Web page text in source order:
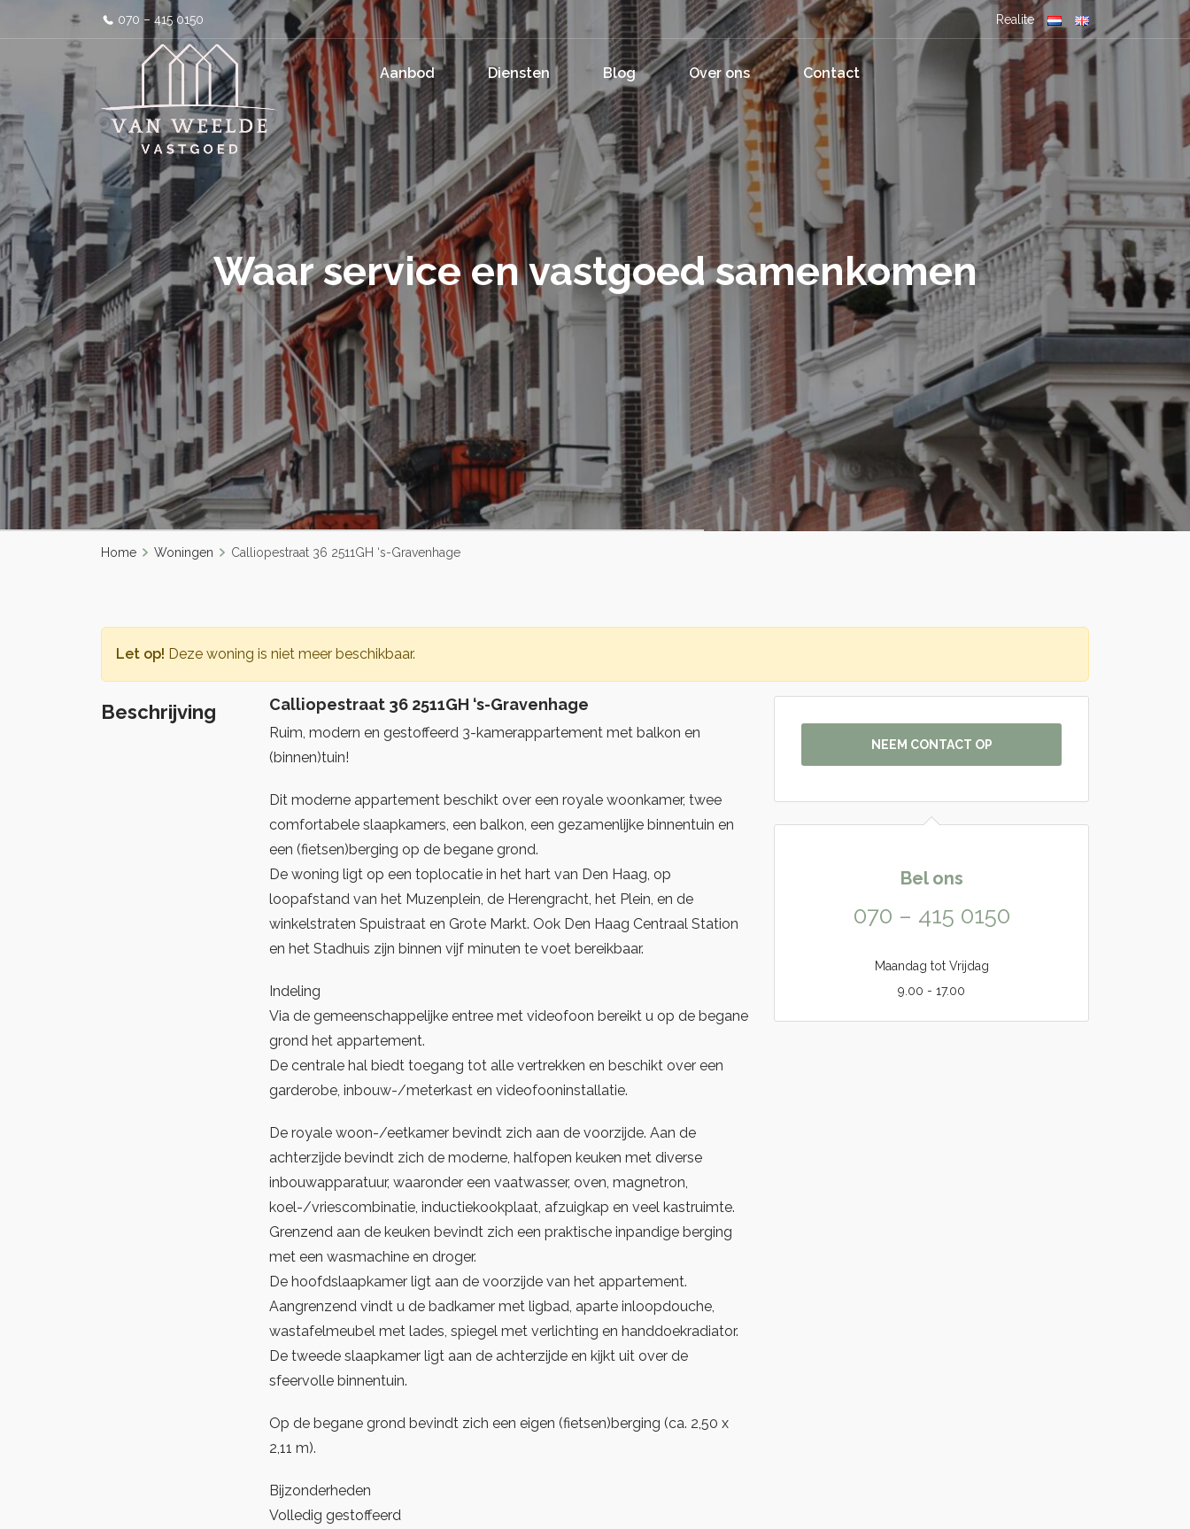
070 – 415 0150 Realite
Aanbod Diensten Blog Over ons Contact
Waar service en vastgoed samenkomen
Home Woningen Calliopestraat 36 2511GH ‘s-Gravenhage
Let op! Deze woning is niet meer beschikbaar.
Beschrijving Calliopestraat 36 2511GH ‘s-Gravenhage
Ruim, modern en gestoffeerd 3-kamerappartement met balkon en
(binnen)tuin!
Dit moderne appartement beschikt over een royale woonkamer, twee
comfortabele slaapkamers, een balkon, een gezamenlijke binnentuin en
een (fietsen)berging op de begane grond.
De woning ligt op een toplocatie in het hart van Den Haag, op
loopafstand van het Muzenplein, de Herengracht, het Plein, en de
winkelstraten Spuistraat en Grote Markt. Ook Den Haag Centraal Station
en het Stadhuis zijn binnen vijf minuten te voet bereikbaar.
Indeling
Via de gemeenschappelijke entree met videofoon bereikt u op de begane
grond het appartement.
De centrale hal biedt toegang tot alle vertrekken en beschikt over een
garderobe, inbouw-/meterkast en videofooninstallatie.
De royale woon-/eetkamer bevindt zich aan de voorzijde. Aan de
achterzijde bevindt zich de moderne, halfopen keuken met diverse
inbouwapparatuur, waaronder een vaatwasser, oven, magnetron,
koel-/vriescombinatie, inductiekookplaat, afzuigkap en veel kastruimte.
Grenzend aan de keuken bevindt zich een praktische inpandige berging
met een wasmachine en droger.
De hoofdslaapkamer ligt aan de voorzijde van het appartement.
Aangrenzend vindt u de badkamer met ligbad, aparte inloopdouche,
wastafelmeubel met lades, spiegel met verlichting en handdoekradiator.
De tweede slaapkamer ligt aan de achterzijde en kijkt uit over de
sfeervolle binnentuin.
Op de begane grond bevindt zich een eigen (fietsen)berging (ca. 2,50 x
2,11 m).
Bijzonderheden
Volledig gestoffeerd
NEEM CONTACT OP
Bel ons
070 – 415 0150
Maandag tot Vrijdag
9.00 - 17.00